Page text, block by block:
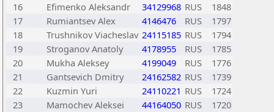
16
Efimenko Aleksandr 34129968 RUS
1848
17
Rumiantsev Alex 4146476 RUS
1797
18
Trushnikov Viacheslav 24115185 RUS
1794
19
Stroganov Anatoly 4178955 RUS
1785
20
Mukha Aleksey 4199049 RUS
1776
21
Gantsevich Dmitry 24162582 RUS
1739
22
Kuzmin Yuri 24110221 RUS
1724
23
Mamochev Aleksei 44164050 RUS
1720